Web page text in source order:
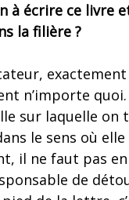
à écrire ce livre
la filière ?
n’importe
sur laquelle on
le sens où
il ne faut pas
de